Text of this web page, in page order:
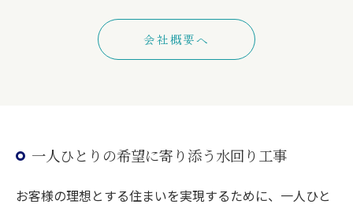
会社概要へ
一人ひとりの希望に寄り添う水回り工事
お客様の理想とする住まいを実現するために、一人ひと